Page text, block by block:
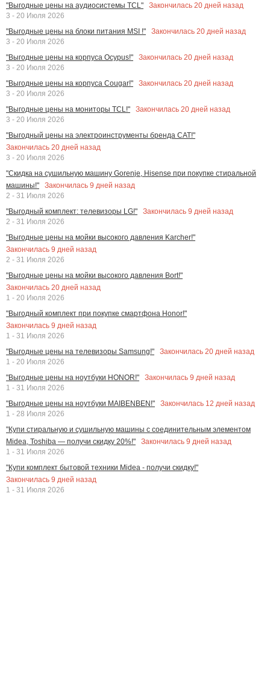
"Выгодные цены на аудиосистемы TCL"
Закончилась 20 дней назад
3 - 20 Июля 2026
"Выгодные цены на блоки питания MSI !"
Закончилась 20 дней назад
3 - 20 Июля 2026
"Выгодные цены на корпуса Ocypus!"
Закончилась 20 дней назад
3 - 20 Июля 2026
"Выгодные цены на корпуса Cougar!"
Закончилась 20 дней назад
3 - 20 Июля 2026
"Выгодные цены на мониторы TCL!"
Закончилась 20 дней назад
3 - 20 Июля 2026
"Выгодный цены на электроинструменты бренда CAT!"
Закончилась 20 дней назад
3 - 20 Июля 2026
"Скидка на сушильную машину Gorenje, Hisense при покупке стиральной
машины!"
Закончилась 9 дней назад
2 - 31 Июля 2026
"Выгодный комплект: телевизоры LG!"
Закончилась 9 дней назад
2 - 31 Июля 2026
"Выгодные цены на мойки высокого давления Karcher!"
Закончилась 9 дней назад
2 - 31 Июля 2026
"Выгодные цены на мойки высокого давления Bort!"
Закончилась 20 дней назад
1 - 20 Июля 2026
"Выгодный комплект при покупке смартфона Honor!"
Закончилась 9 дней назад
1 - 31 Июля 2026
"Выгодные цены на телевизоры Samsung!"
Закончилась 20 дней назад
1 - 20 Июля 2026
"Выгодные цены на ноутбуки HONOR!"
Закончилась 9 дней назад
1 - 31 Июля 2026
"Выгодные цены на ноутбуки MAIBENBEN!"
Закончилась 12 дней назад
1 - 28 Июля 2026
"Купи стиральную и сушильную машины с соединительным элементом
Midea, Toshiba — получи скидку 20%!"
Закончилась 9 дней назад
1 - 31 Июля 2026
"Купи комплект бытовой техники Midea - получи скидку!"
Закончилась 9 дней назад
1 - 31 Июля 2026